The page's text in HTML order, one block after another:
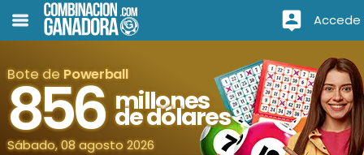
Accede
Bote de Powerball
856 millones
de dólares
Sábado, 08 agosto 2026